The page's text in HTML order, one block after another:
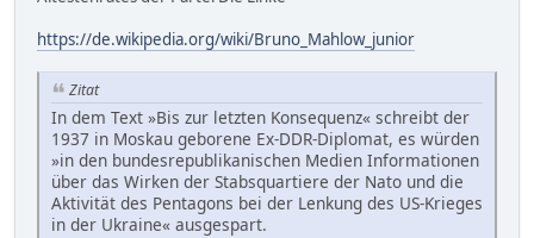
https://de.wikipedia.org/wiki/Bruno_Mahlow_junior
Zitat
In dem Text »Bis zur letzten Konsequenz« schreibt der
1937 in Moskau geborene Ex-DDR-Diplomat, es würden
»in den bundesrepublikanischen Medien Informationen
über das Wirken der Stabsquartiere der Nato und die
Aktivität des Pentagons bei der Lenkung des US-Krieges
in der Ukraine« ausgespart.